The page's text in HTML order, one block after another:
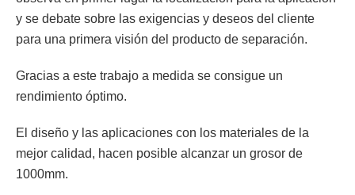
y se debate sobre las exigencias y deseos del cliente
para una primera visión del producto de separación.
Gracias a este trabajo a medida se consigue un
rendimiento óptimo.
El diseño y las aplicaciones con los materiales de la
mejor calidad, hacen posible alcanzar un grosor de
1000mm.